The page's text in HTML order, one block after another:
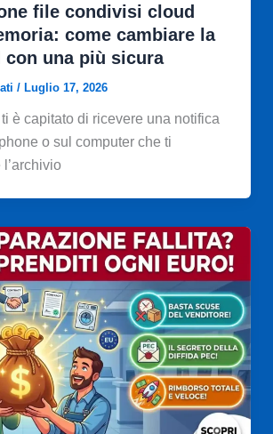
file condivisi cloud
come cambiare la
con una più sicura
/ Luglio 17, 2026
è capitato di ricevere una notifica
o sul computer che ti